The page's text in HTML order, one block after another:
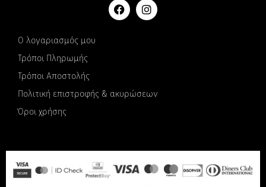
Ο λογαριασμός μου
Τρόποι Πληρωμής
Τρόποι Αποστολής
Πολιτική επιστροφής & ακυρώσεων
Όροι χρήσης